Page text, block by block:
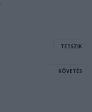
TETSZIK
KÖVETÉS